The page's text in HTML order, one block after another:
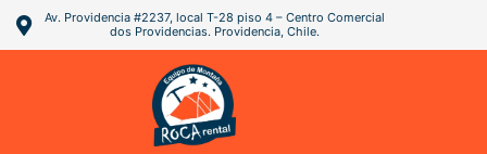
Av. Providencia #2237, local T-28 piso 4 – Centro Comercial
dos Providencias. Providencia, Chile.